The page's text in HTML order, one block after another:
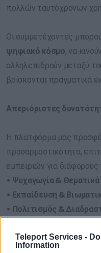
Teleport Services -
Information
πολλών ταυτόχρονων
Οι συμμετέχοντες
ψηφιακό κόσμο, να
αλληλεπιδρούν μεταξύ
βρίσκονται πραγματικά
Απεριόριστες
Η πλατφόρμα μας
προσαρμοστικότητα,
εμπειριών για διάφορους
• Ψυχαγωγία &
• Εκπαίδευση &
• Πολιτισμός &
• Παρουσιάσεις